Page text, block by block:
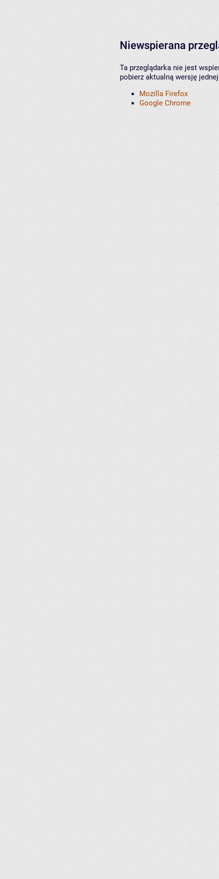
Niewspierana
Ta przeglądarka nie jest
pobierz aktualną wersję
Mozilla Firefox
Google Chrome